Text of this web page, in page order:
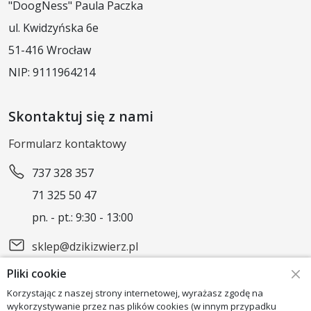
"DoogNess" Paula Paczka
ul. Kwidzyńska 6e
51-416 Wrocław
NIP: 9111964214
Skontaktuj się z nami
Formularz kontaktowy
737 328 357
71 325 50 47
pn. - pt.: 9:30 - 13:00
sklep@dzikizwierz.pl
Obserwuj nas
Pliki cookie
Korzystając z naszej strony internetowej, wyrażasz zgodę na
wykorzystywanie przez nas plików cookies (w innym przypadku